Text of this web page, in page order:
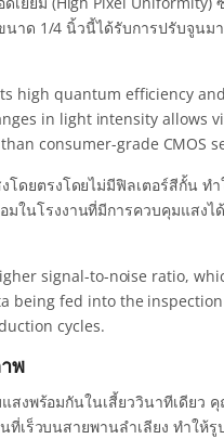
นาด 1/4 นิ้วนี้ได้รับการปรับจูน
high quantum efficiency
in light intensity allows
consumer-grade CMOS
ดยตรงโดยไม่มีฟิลเตอร์สีกั้น ท
ในโรงงานที่มีการควบคุมแสงไ
signal-to-noise ratio,
being fed into the
cycles.
พ
สงพร้อมกันในเสี้ยววินาทีเดียว
เร็วบนสายพานลำเลียง ทำให้